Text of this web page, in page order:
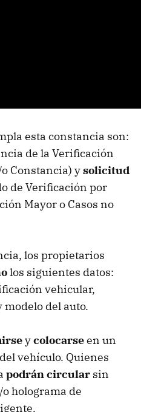
esta constancia son:
de la Verificación
Constancia) ysolicitud
de Verificación por
Mayor o Casos no
los propietarios
los siguientes datos:
vehicular,
modelo del auto.
ycolocarseen un
vehículo. Quienes
podrán circular sin
holograma de